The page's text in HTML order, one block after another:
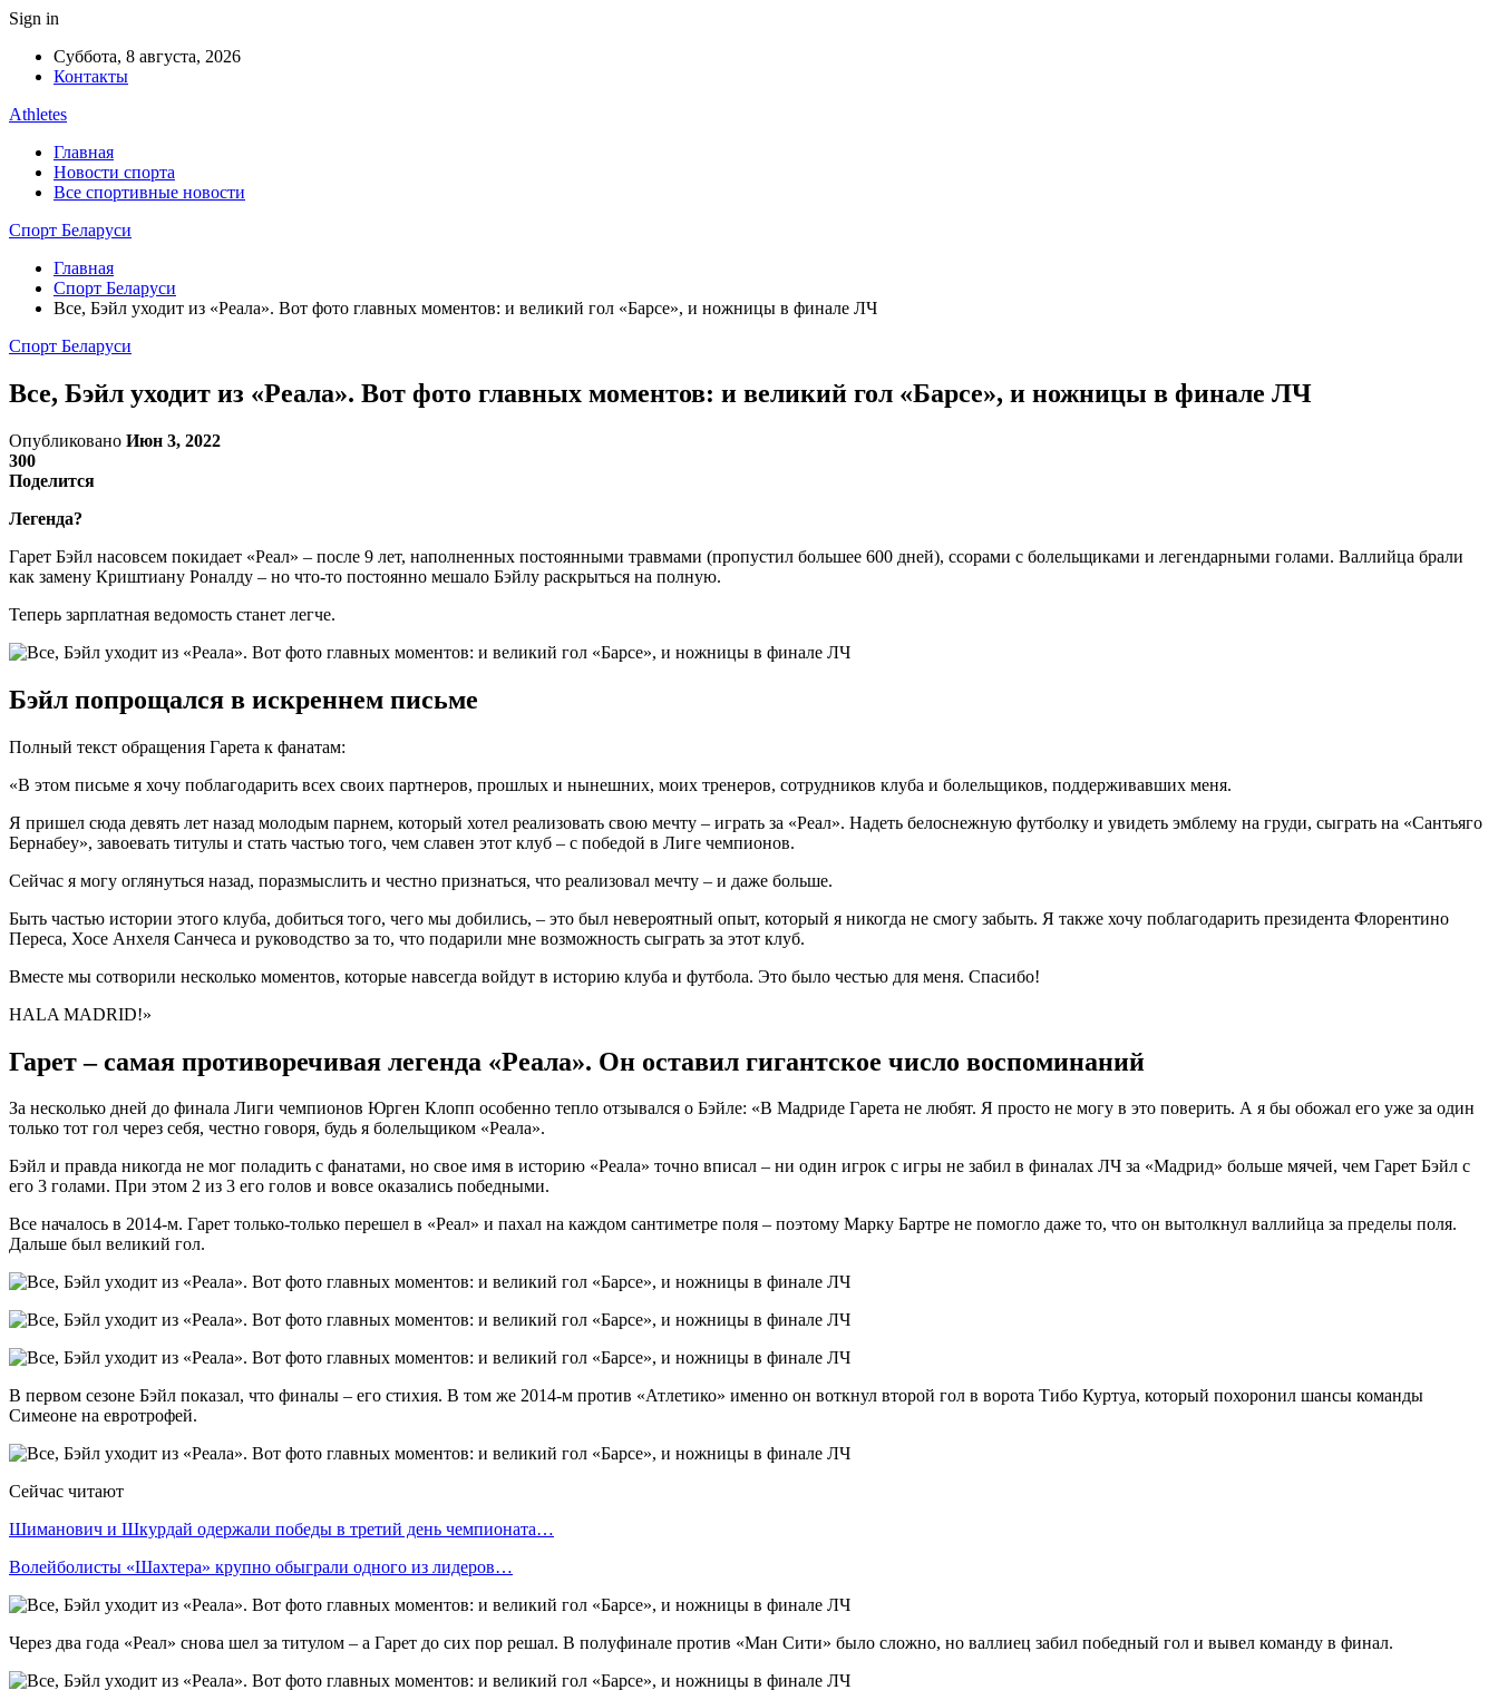
Sign in
Суббота, 8 августа, 2026
Контакты
Athletes
Главная
Новости спорта
Все спортивные новости
Спорт Беларуси
Главная
Спорт Беларуси
Все, Бэйл уходит из «Реала». Вот фото главных моментов: и великий гол «Барсе», и ножницы в финале ЛЧ
Спорт Беларуси
Все, Бэйл уходит из «Реала». Вот фото главных моментов: и великий гол «Барсе», и ножницы в финале ЛЧ
Опубликовано Июн 3, 2022
300
Поделится
Легенда?
Гарет Бэйл насовсем покидает «Реал» – после 9 лет, наполненных постоянными травмами (пропустил большее 600 дней), ссорами с болельщиками и легендарными голами. Валлийца брали
как замену Криштиану Роналду – но что-то постоянно мешало Бэйлу раскрыться на полную.
Теперь зарплатная ведомость станет легче.
Бэйл попрощался в искреннем письме
Полный текст обращения Гарета к фанатам:
«В этом письме я хочу поблагодарить всех своих партнеров, прошлых и нынешних, моих тренеров, сотрудников клуба и болельщиков, поддерживавших меня.
Я пришел сюда девять лет назад молодым парнем, который хотел реализовать свою мечту – играть за «Реал». Надеть белоснежную футболку и увидеть эмблему на груди, сыграть на «Сантьяго
Бернабеу», завоевать титулы и стать частью того, чем славен этот клуб – с победой в Лиге чемпионов.
Сейчас я могу оглянуться назад, поразмыслить и честно признаться, что реализовал мечту – и даже больше.
Быть частью истории этого клуба, добиться того, чего мы добились, – это был невероятный опыт, который я никогда не смогу забыть. Я также хочу поблагодарить президента Флорентино
Переса, Хосе Анхеля Санчеса и руководство за то, что подарили мне возможность сыграть за этот клуб.
Вместе мы сотворили несколько моментов, которые навсегда войдут в историю клуба и футбола. Это было честью для меня. Спасибо!
HALA MADRID!»
Гарет – самая противоречивая легенда «Реала». Он оставил гигантское число воспоминаний
За несколько дней до финала Лиги чемпионов Юрген Клопп особенно тепло отзывался о Бэйле: «В Мадриде Гарета не любят. Я просто не могу в это поверить. А я бы обожал его уже за один
только тот гол через себя, честно говоря, будь я болельщиком «Реала».
Бэйл и правда никогда не мог поладить с фанатами, но свое имя в историю «Реала» точно вписал – ни один игрок с игры не забил в финалах ЛЧ за «Мадрид» больше мячей, чем Гарет Бэйл с
его 3 голами. При этом 2 из 3 его голов и вовсе оказались победными.
Все началось в 2014-м. Гарет только-только перешел в «Реал» и пахал на каждом сантиметре поля – поэтому Марку Бартре не помогло даже то, что он вытолкнул валлийца за пределы поля.
Дальше был великий гол.
В первом сезоне Бэйл показал, что финалы – его стихия. В том же 2014-м против «Атлетико» именно он воткнул второй гол в ворота Тибо Куртуа, который похоронил шансы команды
Симеоне на евротрофей.
Сейчас читают
Шиманович и Шкурдай одержали победы в третий день чемпионата…
Волейболисты «Шахтера» крупно обыграли одного из лидеров…
Через два года «Реал» снова шел за титулом – а Гарет до сих пор решал. В полуфинале против «Ман Сити» было сложно, но валлиец забил победный гол и вывел команду в финал.